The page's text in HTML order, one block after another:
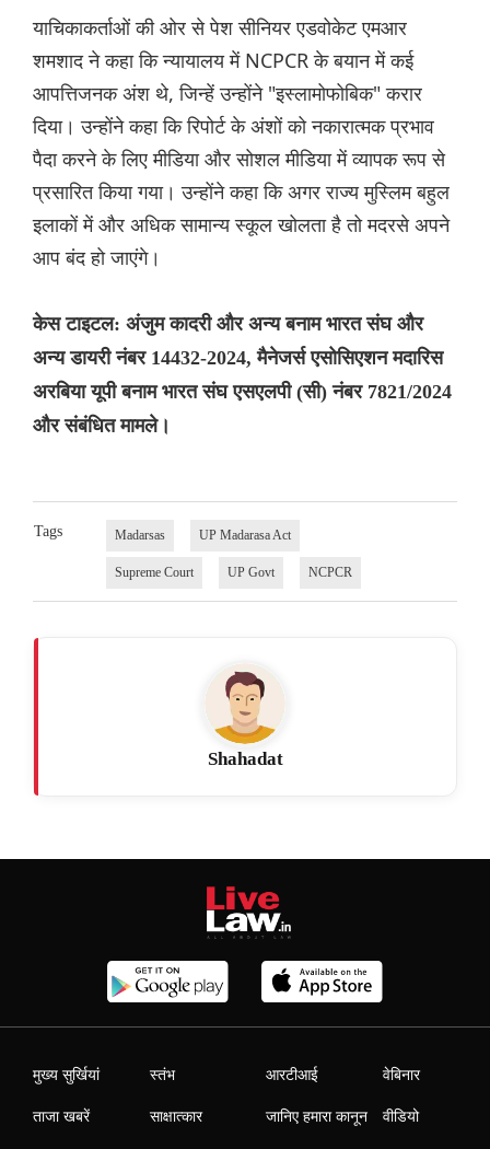
याचिकाकर्ताओं की ओर से पेश सीनियर एडवोकेट एमआर
शमशाद ने कहा कि न्यायालय में NCPCR के बयान में कई
आपत्तिजनक अंश थे, जिन्हें उन्होंने "इस्लामोफोबिक" करार
दिया। उन्होंने कहा कि रिपोर्ट के अंशों को नकारात्मक प्रभाव
पैदा करने के लिए मीडिया और सोशल मीडिया में व्यापक रूप से
प्रसारित किया गया। उन्होंने कहा कि अगर राज्य मुस्लिम बहुल
इलाकों में और अधिक सामान्य स्कूल खोलता है तो मदरसे अपने
आप बंद हो जाएंगे।
केस टाइटल: अंजुम कादरी और अन्य बनाम भारत संघ और
अन्य डायरी नंबर 14432-2024, मैनेजर्स एसोसिएशन मदारिस
अरबिया यूपी बनाम भारत संघ एसएलपी (सी) नंबर 7821/2024
और संबंधित मामले।
Tags Madarsas UP Madarasa Act
Supreme Court UP Govt NCPCR
Shahadat
मुख्य सुर्खियां
ताजा खबरें
स्तंभ
साक्षात्कार
आरटीआई
जानिए हमारा कानून
वेबिनार
वीडियो